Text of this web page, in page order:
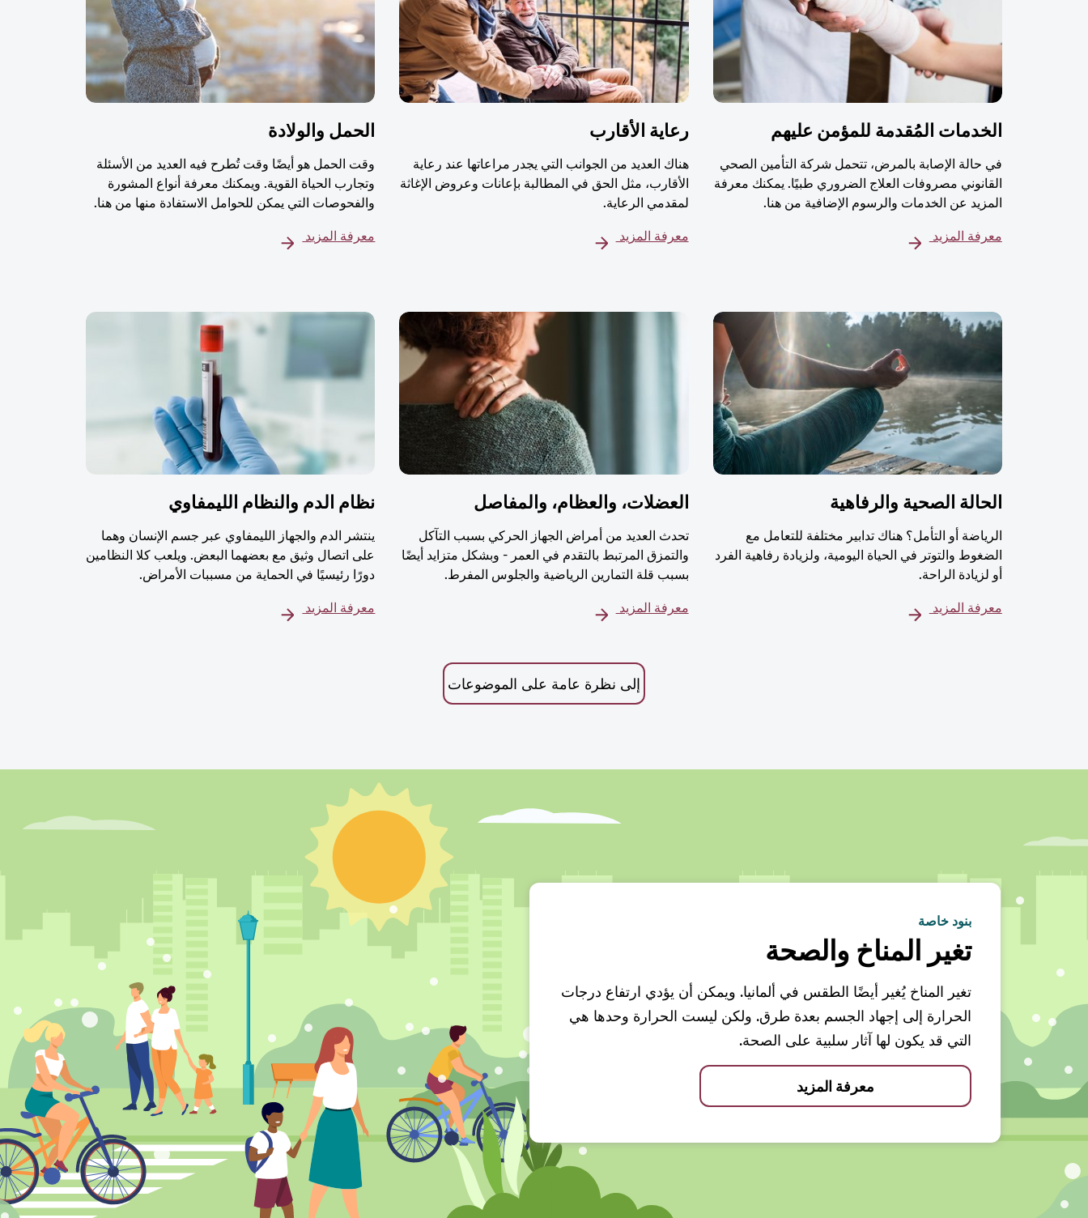
الخدمات المُقدمة للمؤمن عليهم
في حالة الإصابة بالمرض، تتحمل شركة التأمين الصحي
القانوني مصروفات العلاج الضروري طبيًا. يمكنك معرفة
المزيد عن الخدمات والرسوم الإضافية من هنا.
معرفة المزيد
رعاية الأقارب
هناك العديد من الجوانب التي يجدر مراعاتها عند رعاية
الأقارب، مثل الحق في المطالبة بإعانات وعروض الإغاثة
لمقدمي الرعاية.
معرفة المزيد
الحمل والولادة
وقت الحمل هو أيضًا وقت تُطرح فيه العديد من الأسئلة
وتجارب الحياة القوية. ويمكنك معرفة أنواع المشورة
والفحوصات التي يمكن للحوامل الاستفادة منها من هنا.
معرفة المزيد
الحالة الصحية والرفاهية
الرياضة أو التأمل؟ هناك تدابير مختلفة للتعامل مع
الضغوط والتوتر في الحياة اليومية، ولزيادة رفاهية الفرد
أو لزيادة الراحة.
معرفة المزيد
العضلات، والعظام، والمفاصل
تحدث العديد من أمراض الجهاز الحركي بسبب التآكل
والتمزق المرتبط بالتقدم في العمر - وبشكل متزايد أيضًا
بسبب قلة التمارين الرياضية والجلوس المفرط.
معرفة المزيد
نظام الدم والنظام الليمفاوي
ينتشر الدم والجهاز الليمفاوي عبر جسم الإنسان وهما
على اتصال وثيق مع بعضهما البعض. ويلعب كلا النظامين
دورًا رئيسيًا في الحماية من مسببات الأمراض.
معرفة المزيد
إلى نظرة عامة على الموضوعات
بنود خاصة
تغير المناخ والصحة
تغير المناخ يُغير أيضًا الطقس في ألمانيا. ويمكن أن يؤدي ارتفاع درجات
الحرارة إلى إجهاد الجسم بعدة طرق. ولكن ليست الحرارة وحدها هي
التي قد يكون لها آثار سلبية على الصحة.
معرفة المزيد